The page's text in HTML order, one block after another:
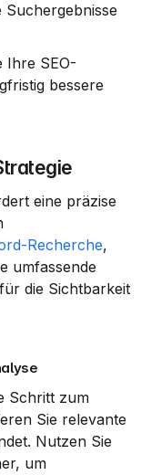
Ihre SEO-
bessere
eine präzise
Recherche,
die Sichtbarkeit
Schritt zum
Sie relevante
Nutzen Sie
um